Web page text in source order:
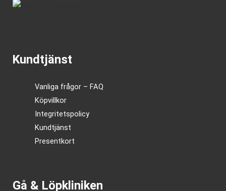
Kundtjänst
Vanliga frågor – FAQ
Köpvillkor
Integritetspolicy
Kundtjänst
Presentkort
Gå & Löpkliniken